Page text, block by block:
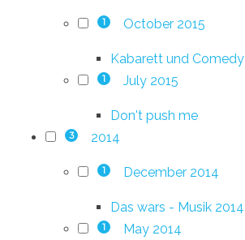
1 October 2015
Kabarett und Comedy
1 July 2015
Don't push me
3 2014
1 December 2014
Das wars - Musik 2014
1 May 2014